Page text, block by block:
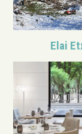
Elai